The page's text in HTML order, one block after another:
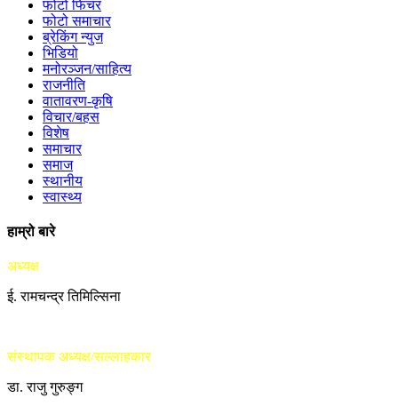
फोटो फिचर
फोटो समाचार
ब्रेकिंग न्युज
भिडियो
मनोरञ्जन/साहित्य
राजनीति
वातावरण-कृषि
विचार/बहस
विशेष
समाचार
समाज
स्थानीय
स्वास्थ्य
हाम्रो बारे
अध्यक्ष
ई. रामचन्द्र तिमिल्सिना
संस्थापक अध्यक्ष/सल्लाहकार
डा. राजु गुरुङ्ग